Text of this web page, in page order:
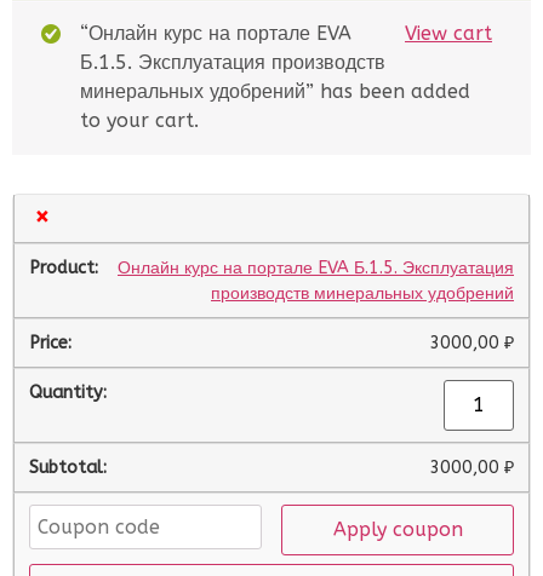
View cart
“Онлайн курс на портале EVA
Б.1.5. Эксплуатация производств
минеральных удобрений” has been added
to your cart.
×
Онлайн курс на портале EVA Б.1.5. Эксплуатация
производств минеральных удобрений
3000,00 ₽
3000,00 ₽
Apply coupon